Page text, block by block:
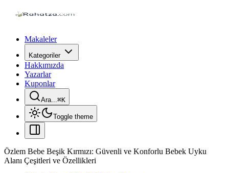
Makaleler
Kategoriler
Hakkımızda
Yazarlar
Kuponlar
Ara...⌘K
Toggle theme
Özlem Bebe Beşik Kırmızı: Güvenli ve Konforlu Bebek Uyku
Alanı Çeşitleri ve Özellikleri